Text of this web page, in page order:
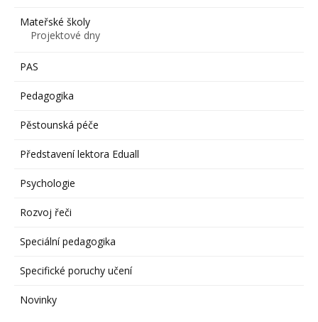
Mateřské školy
Projektové dny
PAS
Pedagogika
Pěstounská péče
Představení lektora Eduall
Psychologie
Rozvoj řeči
Speciální pedagogika
Specifické poruchy učení
Novinky